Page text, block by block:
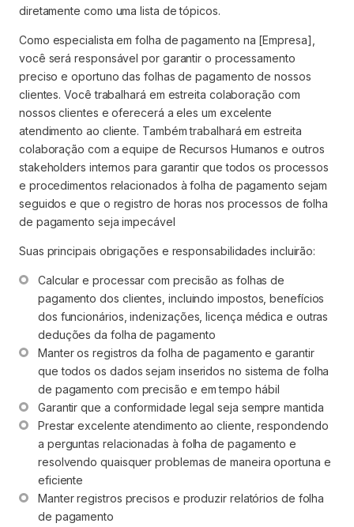
diretamente como uma lista de tópicos.
Como especialista em folha de pagamento na [Empresa],
você será responsável por garantir o processamento
preciso e oportuno das folhas de pagamento de nossos
clientes. Você trabalhará em estreita colaboração com
nossos clientes e oferecerá a eles um excelente
atendimento ao cliente. Também trabalhará em estreita
colaboração com a equipe de Recursos Humanos e outros
stakeholders internos para garantir que todos os processos
e procedimentos relacionados à folha de pagamento sejam
seguidos e que o registro de horas nos processos de folha
de pagamento seja impecável
Suas principais obrigações e responsabilidades incluirão:
Calcular e processar com precisão as folhas de
pagamento dos clientes, incluindo impostos, benefícios
dos funcionários, indenizações, licença médica e outras
deduções da folha de pagamento
Manter os registros da folha de pagamento e garantir
que todos os dados sejam inseridos no sistema de folha
de pagamento com precisão e em tempo hábil
Garantir que a conformidade legal seja sempre mantida
Prestar excelente atendimento ao cliente, respondendo
a perguntas relacionadas à folha de pagamento e
resolvendo quaisquer problemas de maneira oportuna e
eficiente
Manter registros precisos e produzir relatórios de folha
de pagamento